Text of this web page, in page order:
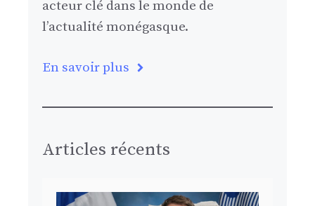
acteur clé dans le monde de
l’actualité monégasque.
En savoir plus
Articles récents